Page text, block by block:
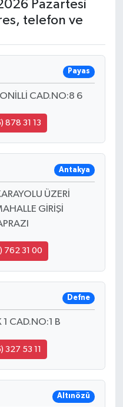
Pazartesi
telefon ve
Payas
CAD.NO:8 6
878 31 13
Antakya
ÜZERİ
GİRİŞİ
762 31 00
Defne
1 CAD.NO:1 B
327 53 11
Altınözü